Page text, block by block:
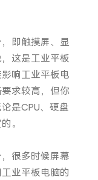
即触摸屏、显
这是工业平板
响工业平板电
求较高，但你
是CPU、硬盘
。
很多时候屏幕
业平板电脑的